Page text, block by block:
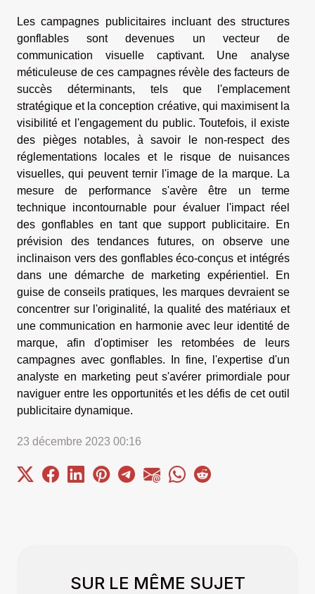
Les campagnes publicitaires incluant des structures
gonflables sont devenues un vecteur de
communication visuelle captivant. Une analyse
méticuleuse de ces campagnes révèle des facteurs de
succès déterminants, tels que l'emplacement
stratégique et la conception créative, qui maximisent la
visibilité et l'engagement du public. Toutefois, il existe
des pièges notables, à savoir le non-respect des
réglementations locales et le risque de nuisances
visuelles, qui peuvent ternir l'image de la marque. La
mesure de performance s'avère être un terme
technique incontournable pour évaluer l'impact réel
des gonflables en tant que support publicitaire. En
prévision des tendances futures, on observe une
inclinaison vers des gonflables éco-conçus et intégrés
dans une démarche de marketing expérientiel. En
guise de conseils pratiques, les marques devraient se
concentrer sur l'originalité, la qualité des matériaux et
une communication en harmonie avec leur identité de
marque, afin d'optimiser les retombées de leurs
campagnes avec gonflables. In fine, l'expertise d'un
analyste en marketing peut s'avérer primordiale pour
naviguer entre les opportunités et les défis de cet outil
publicitaire dynamique.
23 décembre 2023 00:16
SUR LE MÊME SUJET